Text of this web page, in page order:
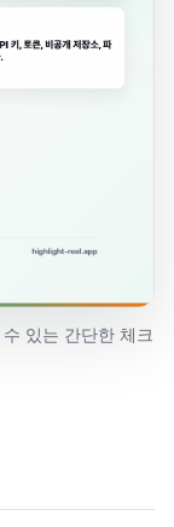
있는 간단한 체크